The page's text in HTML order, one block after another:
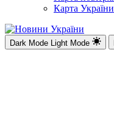
Карта України
Dark Mode Light Mode